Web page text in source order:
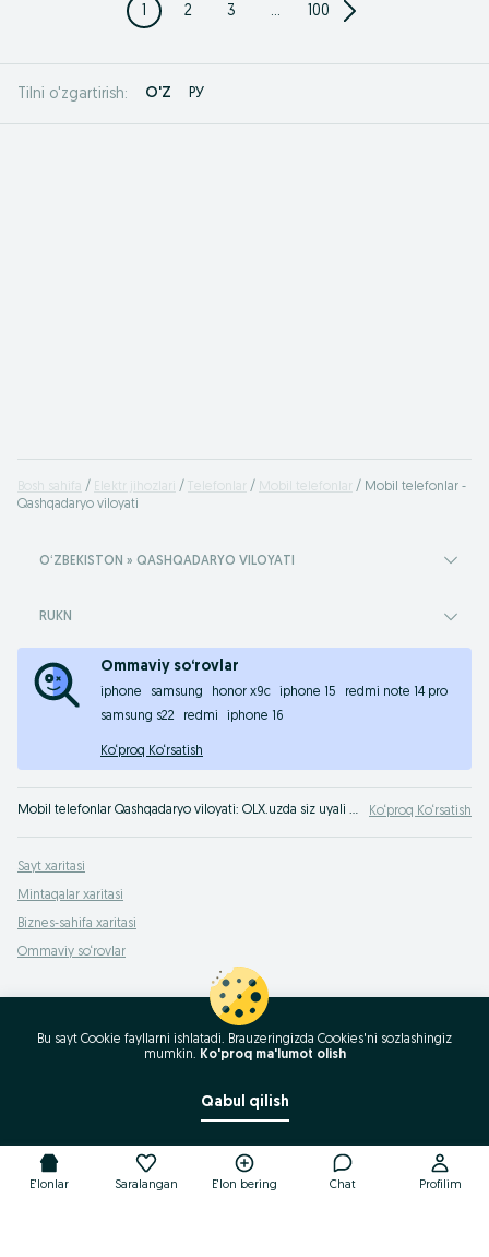
1 2 3 ... 100
Tilni o'zgartirish: O'Z РУ
Bosh sahifa Elektr jihozlari Telefonlar Mobil telefonlar
Mobil telefonlar -
Qashqadaryo viloyati
OʻZBEKISTON » QASHQADARYO VILOYATI
RUKN
Ommaviy so‘rovlar
iphone samsung honor x9c iphone 15
redmi note 14 pro
samsung s22
redmi iphone 16
Ko‘proq Ko‘rsatish
Mobil telefonlar Qashqadaryo viloyati: OLX.uzda siz uyali telefonni tez va foyda bilan sotishingiz yoki sotib olishingiz mumkin. Mobil telefonlar eng yaxshi narxlarda - faqat OLX.uzda Qashqadaryo viloyati ! Ko‘proq Ko‘rsatish
Sayt xaritasi
Mintaqalar xaritasi
Biznes-sahifa xaritasi
Ommaviy so‘rovlar
E'lonlar Saralangan E'lon bering Chat Profilim
Bu sayt Cookie fayllarni ishlatadi. Brauzeringizda Cookies'ni sozlashingiz
mumkin. Ko'proq ma'lumot olish
Qabul qilish